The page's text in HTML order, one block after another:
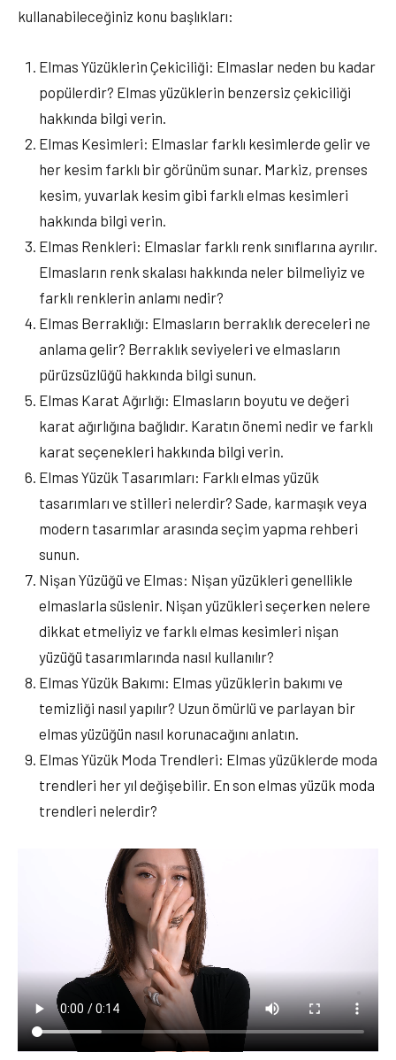
kullanabileceğiniz konu başlıkları:
Elmas Yüzüklerin Çekiciliği: Elmaslar neden bu kadar
popülerdir? Elmas yüzüklerin benzersiz çekiciliği
hakkında bilgi verin.
Elmas Kesimleri: Elmaslar farklı kesimlerde gelir ve
her kesim farklı bir görünüm sunar. Markiz, prenses
kesim, yuvarlak kesim gibi farklı elmas kesimleri
hakkında bilgi verin.
Elmas Renkleri: Elmaslar farklı renk sınıflarına ayrılır.
Elmasların renk skalası hakkında neler bilmeliyiz ve
farklı renklerin anlamı nedir?
Elmas Berraklığı: Elmasların berraklık dereceleri ne
anlama gelir? Berraklık seviyeleri ve elmasların
pürüzsüzlüğü hakkında bilgi sunun.
Elmas Karat Ağırlığı: Elmasların boyutu ve değeri
karat ağırlığına bağlıdır. Karatın önemi nedir ve farklı
karat seçenekleri hakkında bilgi verin.
Elmas Yüzük Tasarımları: Farklı elmas yüzük
tasarımları ve stilleri nelerdir? Sade, karmaşık veya
modern tasarımlar arasında seçim yapma rehberi
sunun.
Nişan Yüzüğü ve Elmas: Nişan yüzükleri genellikle
elmaslarla süslenir. Nişan yüzükleri seçerken nelere
dikkat etmeliyiz ve farklı elmas kesimleri nişan
yüzüğü tasarımlarında nasıl kullanılır?
Elmas Yüzük Bakımı: Elmas yüzüklerin bakımı ve
temizliği nasıl yapılır? Uzun ömürlü ve parlayan bir
elmas yüzüğün nasıl korunacağını anlatın.
Elmas Yüzük Moda Trendleri: Elmas yüzüklerde moda
trendleri her yıl değişebilir. En son elmas yüzük moda
trendleri nelerdir?